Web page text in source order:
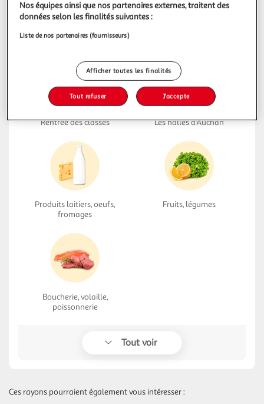
Promos
Rentrée des classes Les halles d'Auchan
Produits laitiers, oeufs,
fromages
Fruits, légumes
Boucherie, volaille,
poissonnerie
Tout voir
Ces rayons pourraient également vous intéresser :
Nos équipes ainsi que nos partenaires externes, traitent des
données selon les finalités suivantes :
Liste de nos partenaires (fournisseurs)
Afficher toutes les finalités
Tout refuser J'accepte